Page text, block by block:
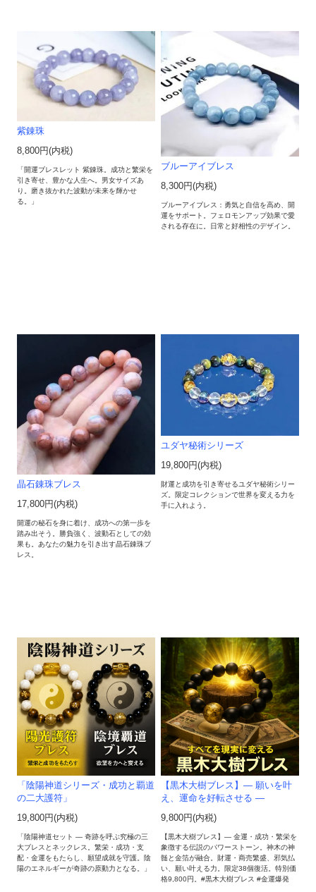
紫錬珠
8,800円(内税)
「開運ブレスレット 紫錬珠。成功と繁栄を
引き寄せ、豊かな人生へ。男女サイズあ
り。磨き抜かれた波動が未来を輝かせ
る。」
ブルーアイブレス
8,300円(内税)
ブルーアイブレス：勇気と自信を高め、開
運をサポート。フェロモンアップ効果で愛
される存在に。日常と好相性のデザイン。
晶石錬珠ブレス
17,800円(内税)
開運の秘石を身に着け、成功への第一歩を
踏み出そう。勝負強く、波動石としての効
果も。あなたの魅力を引き出す晶石錬珠ブ
レス。
ユダヤ秘術シリーズ
19,800円(内税)
財運と成功を引き寄せるユダヤ秘術シリー
ズ。限定コレクションで世界を変える力を
手に入れよう。
「陰陽神道シリーズ・成功と覇道
の二大護符」
19,800円(内税)
「陰陽神道セット ― 奇跡を呼ぶ究極の三
大ブレスとネックレス。繁栄・成功・支
配・金運をもたらし、願望成就を守護。陰
陽のエネルギーが奇跡の原動力となる。」
【黒木大樹ブレス】― 願いを叶
え、運命を好転させる ―
9,800円(内税)
【黒木大樹ブレス】― 金運・成功・繁栄を
象徴する伝説のパワーストーン。神木の神
髄と金箔が融合。財運・商売繁盛、邪気払
い、願い叶える力。限定38個復活。特別価
格9,800円。#黒木大樹ブレス #金運爆発